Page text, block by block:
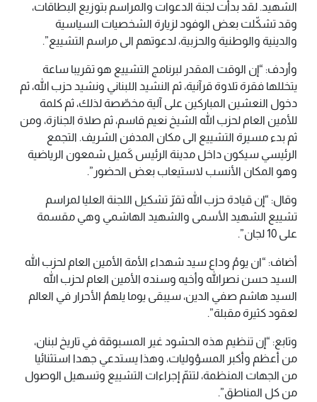
الشهيد. لقد بدأت لجنة الدعوات والمراسم بتوزيع البطاقات،
وقد تشكّلت بعض الوفود لزيارة الشخصيات السياسية
والدينية والوطنية والحزبية، لدعوتهم الى مراسم التشييع”.
وأردف: “إن الوقت المقدر لبرنامج التشييع هو تقريبا ساعة
يتخللها فقرة تلاوة قرآنية، ثم النشيد اللبناني ونشيد حزب الله، ثم
دخول النعشين المباركين على آلية مخصّصة لذلك، ثم كلمة
للأمين العام لحزب الله الشيخ نعيم قاسم، ثم صلاة الجنازة، ومن
ثم بدء مسيرة التشييع الى مكان المدفن الشريف. التجمع
الرئيسي سيكون داخل مدينة الرئيس كَميل شمعون الرياضية
وهو المكان الأنسب لاستيعاب بعض الحضور”.
وقال: “إن قيادة حزب الله تقرّ تشكيل اللجنة العليا لمراسم
تشييع الشهيد الأسمى والشهيد الهاشمي وهي مقسمة
على 10 لجان”.
أضاف: “ان يومُ وداع سيد شهداء الأمة الأمين العام لحزب الله
السيد حسن نصرالله وأخيه وسنده الأمين العام لحزب الله
السيد هاشم صفي الدين، سيبقى يوما يلهمُ الأحرار في العالم
لعقود كثيرة مقبلة”.
وتابع: “إن تنظيم هذه الحشود غير المسبوقة في تاريخ لبنان،
من أعظم وأكبر المسؤوليات، وهذا يستدعي جهدا استثنائيا
من الجهات المنظمة، لتتمّ إجراءات التشييع وتسهيل الوصول
من كل المناطق”.